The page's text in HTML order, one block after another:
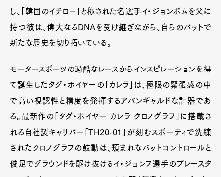
し、「韓国のイチロー」と称された名選手イ・ジョンボムを父に
持つ彼は、偉大なるDNAを受け継ぎながら、自らのバットで
新たな歴史を切り拓いている。
モータースポーツの過酷なレースからインスピレーションを得
て誕生したタグ・ホイヤーの「カレラ」は、極限の緊張感の中
で高い視認性と精度を発揮するアバンギャルドな計器であ
る。最新作の「タグ・ホイヤー カレラ クロノグラフ」に搭載さ
れる自社製キャリバー「TH20-01」が刻むスポーティで洗練
されたクロノグラフの鼓動は、類まれなバットコントロールと
俊足でグラウンドを駆け抜けるイ・ジョンフ選手のプレースタ